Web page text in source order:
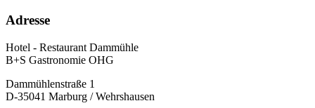
Adresse
Hotel - Restaurant Dammühle
B+S Gastronomie OHG
Dammühlenstraße 1
D-35041 Marburg / Wehrshausen